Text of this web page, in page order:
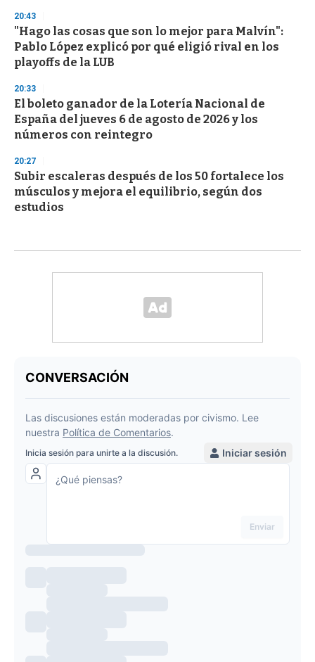
20:43
"Hago las cosas que son lo mejor para Malvín":
Pablo López explicó por qué eligió rival en los
playoffs de la LUB
20:33
El boleto ganador de la Lotería Nacional de
España del jueves 6 de agosto de 2026 y los
números con reintegro
20:27
Subir escaleras después de los 50 fortalece los
músculos y mejora el equilibrio, según dos
estudios